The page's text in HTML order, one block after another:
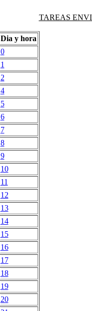
TAREAS
Dia y hora
0
1
2
4
5
6
7
8
9
10
11
12
13
14
15
16
17
18
19
20